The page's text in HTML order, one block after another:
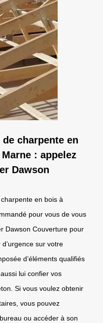
de charpente en
: appelez
Dawson
en bois à
pour vous de vous
Dawson Couverture pour
sur votre
d’éléments qualifiés
lui confier vos
Si vous voulez obtenir
vous pouvez
ou accéder à son